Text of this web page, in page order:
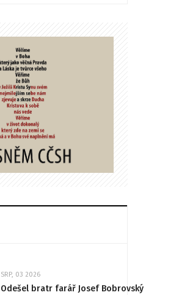
SRP, 03 2026
Odešel bratr farář Josef Bobrovský